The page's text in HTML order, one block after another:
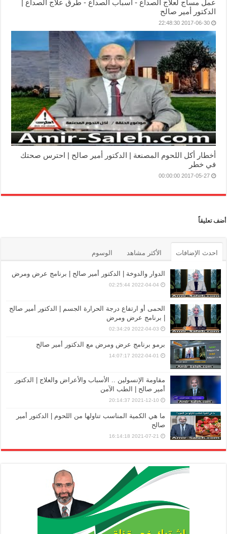
عمل مساج لعلاج الصداع - أسباب الصداع - طرق علاج الصداع |
الدكتور أمير صالح
2017-06-30 22:48:30
أخطار أكل اللحوم المصنعة | الدكتور أمير صالح | احترس صحتك
في خطر
2017-05-27 00:00:00
أضف تعليقاً
احدث الإضافات الأكثر مشاهد الوسوم
الدوار والدوخة | الدكتور أمير صالح | برنامج عرض ومرض
2022-04-04 02:25:44
الحمى أو ارتفاع درجة الحرارة الجسم | الدكتور أمير صالح
| برنامج عرض ومرض
2022-04-03 02:34:29
برمو برنامج عرض ومرض مع الدكتور أمير صالح
2022-04-01 14:07:17
مقاومة الإنسولين .. الأسباب والأعراض والعلاج | الدكتور
أمير صالح | الطب الآمن
2021-12-10 20:14:37
ما هي الكمية المناسب تناولها من اللحوم | الدكتور أمير
صالح
2021-07-21 16:14:18